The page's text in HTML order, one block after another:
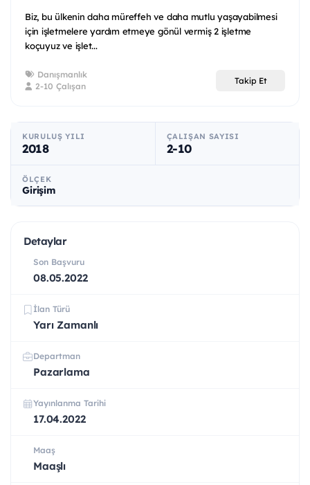
Biz, bu ülkenin daha müreffeh ve daha mutlu yaşayabilmesi
için işletmelere yardım etmeye gönül vermiş 2 işletme
koçuyuz ve işlet...
Danışmanlık
2-10 Çalışan
Takip Et
KURULUŞ YILI
2018
ÇALIŞAN SAYISI
2-10
ÖLÇEK
Girişim
Detaylar
Son Başvuru
08.05.2022
İlan Türü
Yarı Zamanlı
Departman
Pazarlama
Yayınlanma Tarihi
17.04.2022
Maaş
Maaşlı